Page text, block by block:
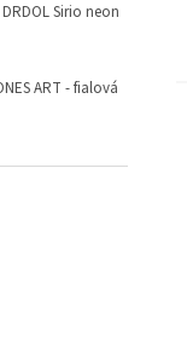
DRDOL Sirio neon
ART - fialová